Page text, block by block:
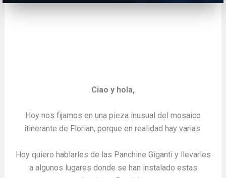
Ciao y hola,
Hoy nos fijamos en una pieza inusual del mosaico
itinerante de Florian, porque en realidad hay varias.
Hoy quiero hablarles de las Panchine Giganti y llevarles
a algunos lugares donde se han instalado estas